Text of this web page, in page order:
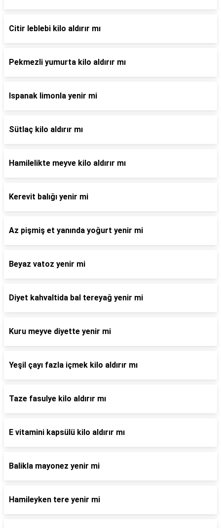
Citir leblebi kilo aldırır mı
Pekmezli yumurta kilo aldırır mı
Ispanak limonla yenir mi
Sütlaç kilo aldırır mı
Hamilelikte meyve kilo aldırır mı
Kerevit balığı yenir mi
Az pişmiş et yanında yoğurt yenir mi
Beyaz vatoz yenir mi
Diyet kahvaltida bal tereyağ yenir mi
Kuru meyve diyette yenir mi
Yeşil çayı fazla içmek kilo aldırır mı
Taze fasulye kilo aldırır mı
E vitamini kapsülü kilo aldırır mı
Balikla mayonez yenir mi
Hamileyken tere yenir mi